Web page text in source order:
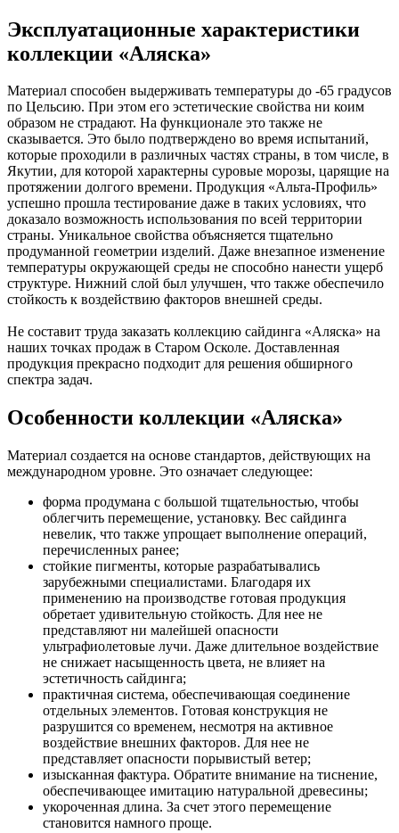
Эксплуатационные характеристики
коллекции «Аляска»
Материал способен выдерживать температуры до -65 градусов
по Цельсию. При этом его эстетические свойства ни коим
образом не страдают. На функционале это также не
сказывается. Это было подтверждено во время испытаний,
которые проходили в различных частях страны, в том числе, в
Якутии, для которой характерны суровые морозы, царящие на
протяжении долгого времени. Продукция «Альта-Профиль»
успешно прошла тестирование даже в таких условиях, что
доказало возможность использования по всей территории
страны. Уникальное свойства объясняется тщательно
продуманной геометрии изделий. Даже внезапное изменение
температуры окружающей среды не способно нанести ущерб
структуре. Нижний слой был улучшен, что также обеспечило
стойкость к воздействию факторов внешней среды.
Не составит труда заказать коллекцию сайдинга «Аляска» на
наших точках продаж в Старом Осколе. Доставленная
продукция прекрасно подходит для решения обширного
спектра задач.
Особенности коллекции «Аляска»
Материал создается на основе стандартов, действующих на
международном уровне. Это означает следующее:
форма продумана с большой тщательностью, чтобы
облегчить перемещение, установку. Вес сайдинга
невелик, что также упрощает выполнение операций,
перечисленных ранее;
стойкие пигменты, которые разрабатывались
зарубежными специалистами. Благодаря их
применению на производстве готовая продукция
обретает удивительную стойкость. Для нее не
представляют ни малейшей опасности
ультрафиолетовые лучи. Даже длительное воздействие
не снижает насыщенность цвета, не влияет на
эстетичность сайдинга;
практичная система, обеспечивающая соединение
отдельных элементов. Готовая конструкция не
разрушится со временем, несмотря на активное
воздействие внешних факторов. Для нее не
представляет опасности порывистый ветер;
изысканная фактура. Обратите внимание на тиснение,
обеспечивающее имитацию натуральной древесины;
укороченная длина. За счет этого перемещение
становится намного проще.